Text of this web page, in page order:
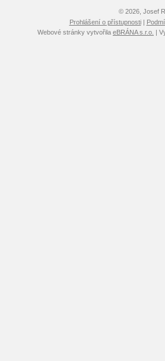
© 2026, Josef
Prohlášení o přístupnosti|
Webové stránky vytvořila eBRÁNA s.r.o. |